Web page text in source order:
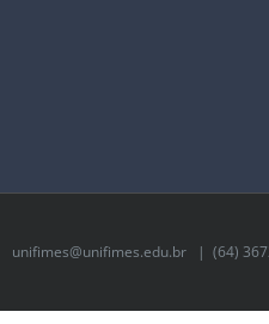
unifimes@unifimes.edu.br | (64)